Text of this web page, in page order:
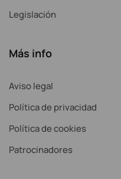
Legislación
Más info
Aviso legal
Política de privacidad
Política de cookies
Patrocinadores